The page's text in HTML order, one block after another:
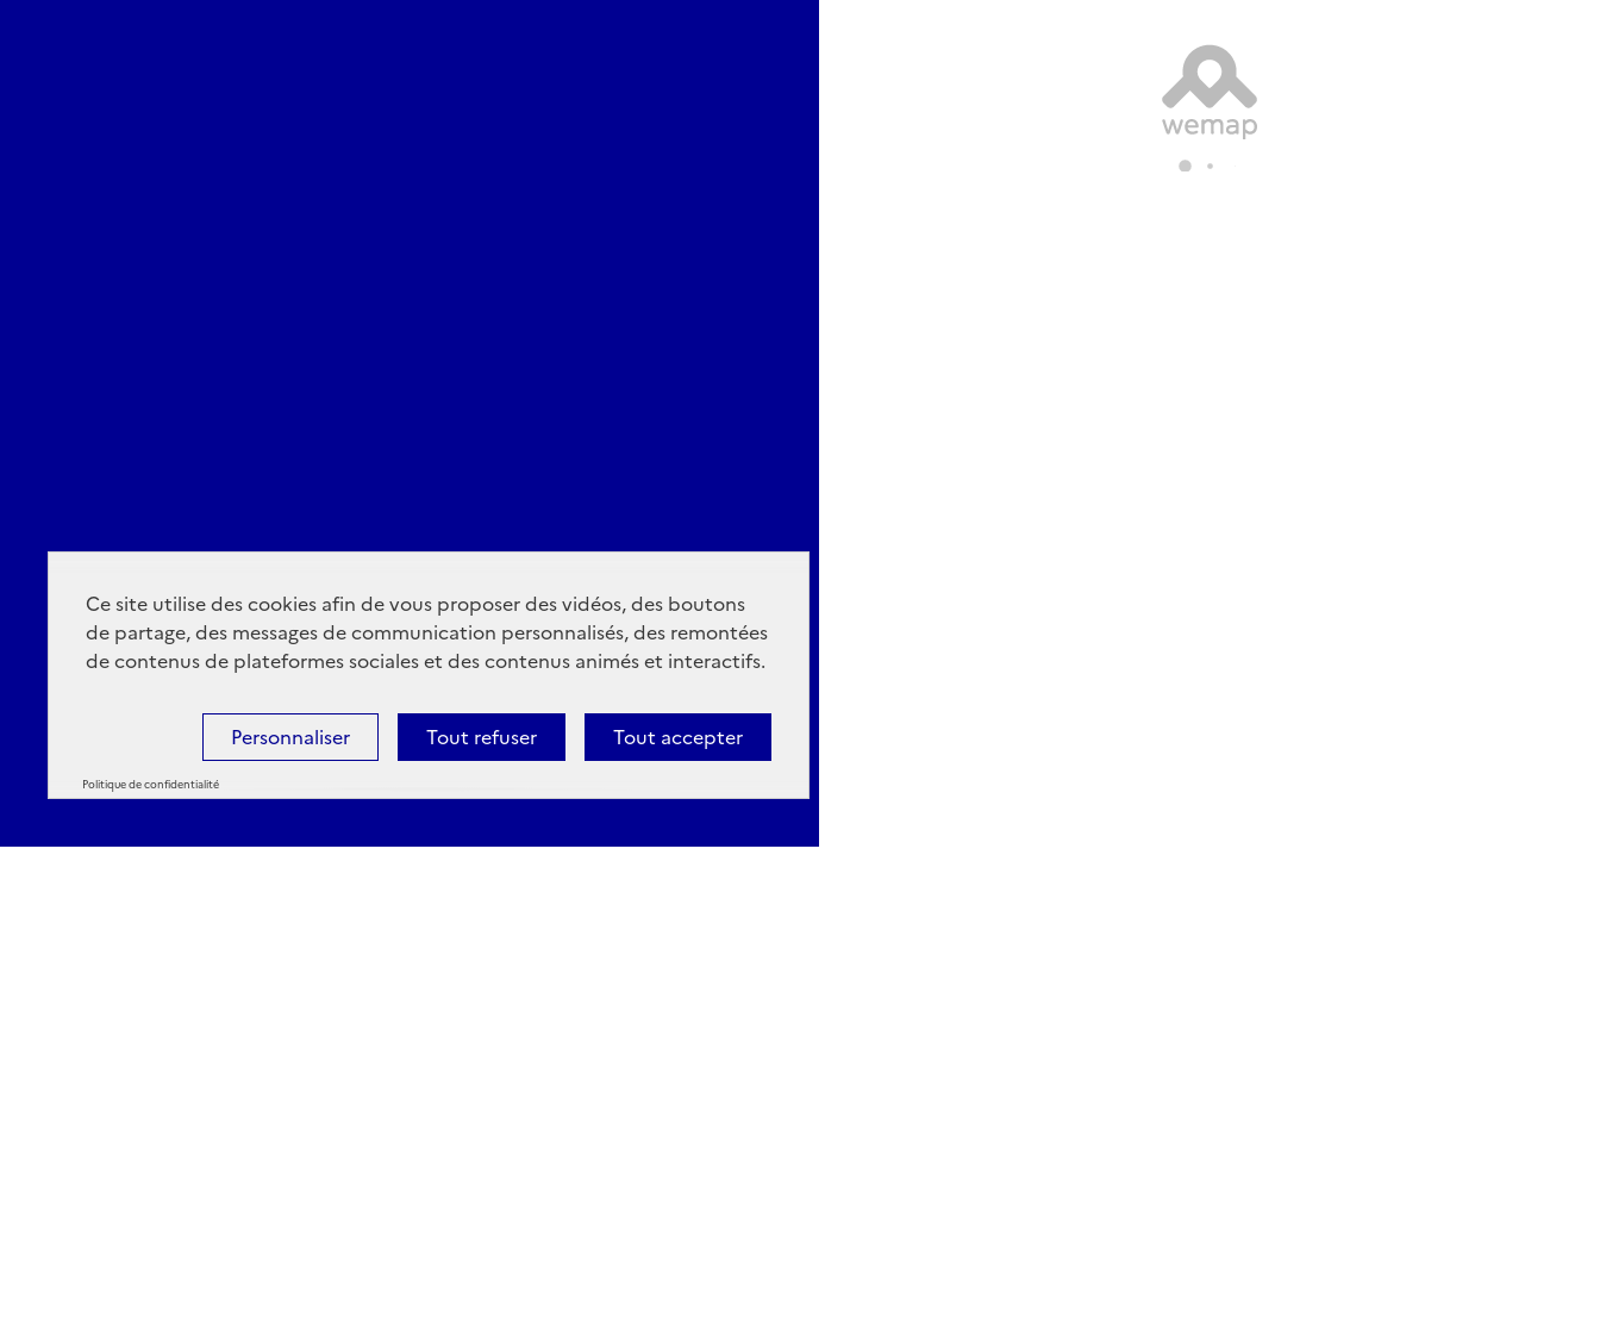
Ce site utilise des cookies afin de vous proposer des vidéos, des boutons
de partage, des messages de communication personnalisés, des remontées
de contenus de plateformes sociales et des contenus animés et interactifs.
Tout accepter
Tout refuser
Personnaliser
Politique de confidentialité